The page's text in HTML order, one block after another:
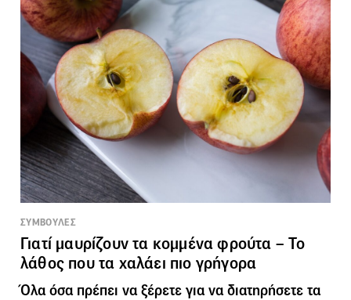
ΣΥΜΒΟΥΛΕΣ
Γιατί μαυρίζουν τα κομμένα φρούτα – Το
λάθος που τα χαλάει πιο γρήγορα
Όλα όσα πρέπει να ξέρετε για να διατηρήσετε τα